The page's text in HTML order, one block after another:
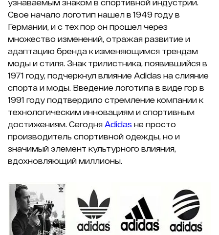
узнаваемым знаком в спортивной индустрии.
Свое начало логотип нашел в 1949 году в
Германии, и с тех пор он прошел через
множество изменений, отражая развитие и
адаптацию бренда к изменяющимся трендам
моды и стиля. Знак трилистника, появившийся в
1971 году, подчеркнул влияние Adidas на слияние
спорта и моды. Введение логотипа в виде гор в
1991 году подтвердило стремление компании к
технологическим инновациям и спортивным
достижениям. Сегодня Adidas не просто
производитель спортивной одежды, но и
значимый элемент культурного влияния,
вдохновляющий миллионы.